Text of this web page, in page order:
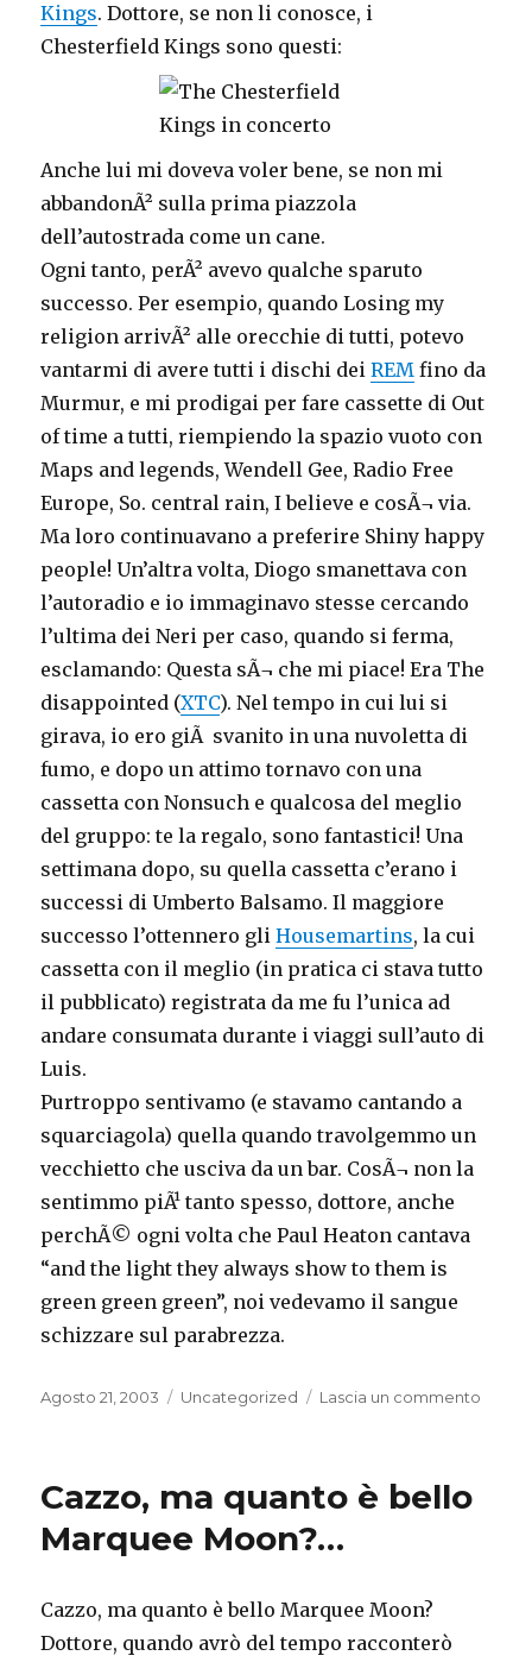
Kings. Dottore, se non li conosce, i
Chesterfield Kings sono questi:
Anche lui mi doveva voler bene, se non mi
abbandonÃ² sulla prima piazzola
dell’autostrada come un cane.
Ogni tanto, perÃ² avevo qualche sparuto
successo. Per esempio, quando Losing my
religion arrivÃ² alle orecchie di tutti, potevo
vantarmi di avere tutti i dischi deiREM fino da
Murmur, e mi prodigai per fare cassette di Out
of time a tutti, riempiendo la spazio vuoto con
Maps and legends, Wendell Gee, Radio Free
Europe, So. central rain, I believe e cosÃ¬ via.
Ma loro continuavano a preferire Shiny happy
people! Un’altra volta, Diogo smanettava con
l’autoradio e io immaginavo stesse cercando
l’ultima dei Neri per caso, quando si ferma,
esclamando: Questa sÃ¬ che mi piace! Era The
disappointed (XTC). Nel tempo in cui lui si
girava, io ero giÃ svanito in una nuvoletta di
fumo, e dopo un attimo tornavo con una
cassetta con Nonsuch e qualcosa del meglio
del gruppo: te la regalo, sono fantastici! Una
settimana dopo, su quella cassetta c’erano i
successi di Umberto Balsamo. Il maggiore
successo l’ottennero gliHousemartins, la cui
cassetta con il meglio (in pratica ci stava tutto
il pubblicato) registrata da me fu l’unica ad
andare consumata durante i viaggi sull’auto di
Luis.
Purtroppo sentivamo (e stavamo cantando a
squarciagola) quella quando travolgemmo un
vecchietto che usciva da un bar. CosÃ¬ non la
sentimmo piÃ¹ tanto spesso, dottore, anche
perchÃ© ogni volta che Paul Heaton cantava
“and the light they always show to them is
green green green”, noi vedevamo il sangue
schizzare sul parabrezza.
Pubblicato
Agosto 21, 2003 Categorie
Uncategorized Lascia un commento
Cazzo, ma quanto è bello
Marquee Moon?…
Cazzo, ma quanto è bello Marquee Moon?
Dottore, quando avrò del tempo racconterò